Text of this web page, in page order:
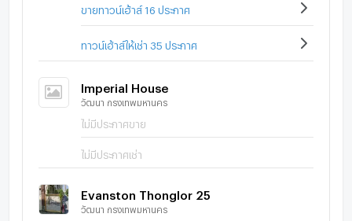
ขายทาวน์เฮ้าส์ 16 ประกาศ
ทาวน์เฮ้าส์ให้เช่า 35 ประกาศ
Imperial House
วัฒนา กรุงเทพมหานคร
ไม่มีประกาศขาย
ไม่มีประกาศเช่า
Evanston Thonglor 25
วัฒนา กรุงเทพมหานคร